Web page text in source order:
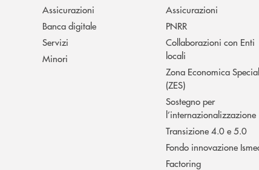
Assicurazioni
Banca digitale
Servizi
Minori
Assicurazioni
PNRR
Collaborazioni con Enti
locali
Zona Economica
(ZES)
Sostegno per
l’internazionalizzazione
Transizione 4.0 e 5.0
Fondo innovazione
Factoring